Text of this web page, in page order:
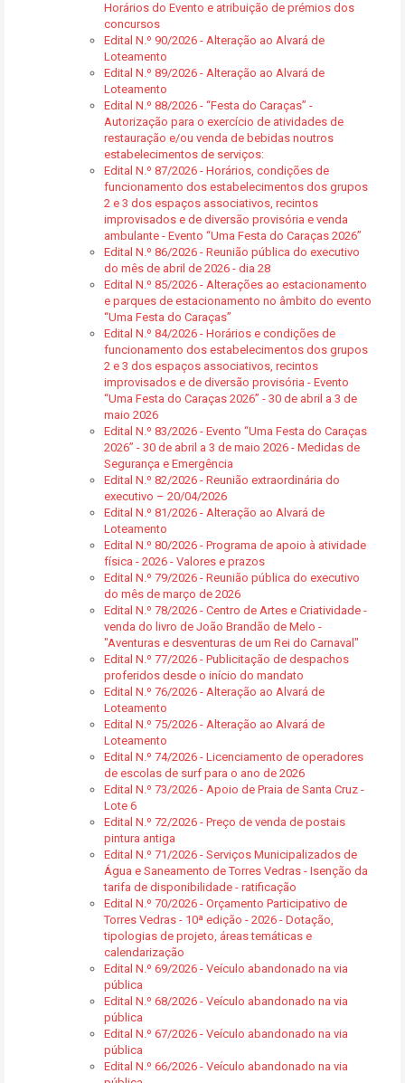
Horários do Evento e atribuição de prémios dos
concursos
Edital N.º 90/2026 - Alteração ao Alvará de
Loteamento
Edital N.º 89/2026 - Alteração ao Alvará de
Loteamento
Edital N.º 88/2026 - “Festa do Caraças” -
Autorização para o exercício de atividades de
restauração e/ou venda de bebidas noutros
estabelecimentos de serviços:
Edital N.º 87/2026 - Horários, condições de
funcionamento dos estabelecimentos dos grupos
2 e 3 dos espaços associativos, recintos
improvisados e de diversão provisória e venda
ambulante - Evento “Uma Festa do Caraças 2026”
Edital N.º 86/2026 - Reunião pública do executivo
do mês de abril de 2026 - dia 28
Edital N.º 85/2026 - Alterações ao estacionamento
e parques de estacionamento no âmbito do evento
“Uma Festa do Caraças”
Edital N.º 84/2026 - Horários e condições de
funcionamento dos estabelecimentos dos grupos
2 e 3 dos espaços associativos, recintos
improvisados e de diversão provisória - Evento
“Uma Festa do Caraças 2026” - 30 de abril a 3 de
maio 2026
Edital N.º 83/2026 - Evento “Uma Festa do Caraças
2026” - 30 de abril a 3 de maio 2026 - Medidas de
Segurança e Emergência
Edital N.º 82/2026 - Reunião extraordinária do
executivo – 20/04/2026
Edital N.º 81/2026 - Alteração ao Alvará de
Loteamento
Edital N.º 80/2026 - Programa de apoio à atividade
física - 2026 - Valores e prazos
Edital N.º 79/2026 - Reunião pública do executivo
do mês de março de 2026
Edital N.º 78/2026 - Centro de Artes e Criatividade -
venda do livro de João Brandão de Melo -
"Aventuras e desventuras de um Rei do Carnaval"
Edital N.º 77/2026 - Publicitação de despachos
proferidos desde o início do mandato
Edital N.º 76/2026 - Alteração ao Alvará de
Loteamento
Edital N.º 75/2026 - Alteração ao Alvará de
Loteamento
Edital N.º 74/2026 - Licenciamento de operadores
de escolas de surf para o ano de 2026
Edital N.º 73/2026 - Apoio de Praia de Santa Cruz -
Lote 6
Edital N.º 72/2026 - Preço de venda de postais
pintura antiga
Edital N.º 71/2026 - Serviços Municipalizados de
Água e Saneamento de Torres Vedras - Isenção da
tarifa de disponibilidade - ratificação
Edital N.º 70/2026 - Orçamento Participativo de
Torres Vedras - 10ª edição - 2026 - Dotação,
tipologias de projeto, áreas temáticas e
calendarização
Edital N.º 69/2026 - Veículo abandonado na via
pública
Edital N.º 68/2026 - Veículo abandonado na via
pública
Edital N.º 67/2026 - Veículo abandonado na via
pública
Edital N.º 66/2026 - Veículo abandonado na via